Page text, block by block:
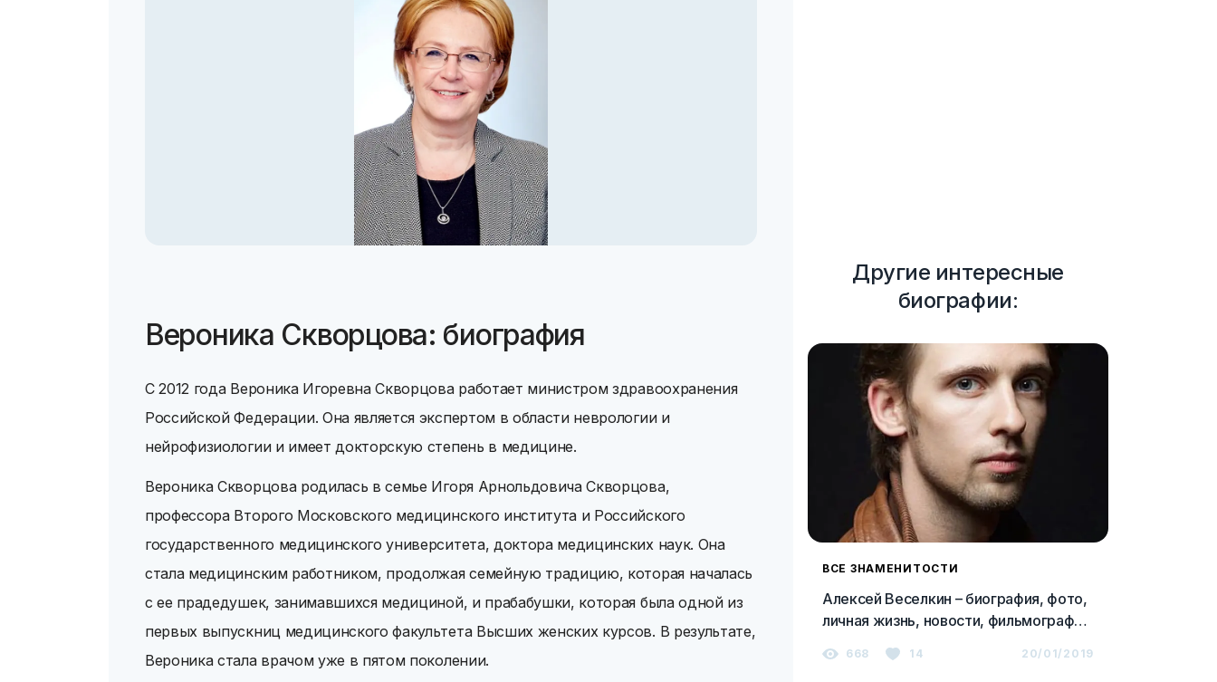
Вероника Скворцова: биография
С 2012 года Вероника Игоревна Скворцова работает министром здравоохранения
Российской Федерации. Она является экспертом в области неврологии и
нейрофизиологии и имеет докторскую степень в медицине.
Вероника Скворцова родилась в семье Игоря Арнольдовича Скворцова,
профессора Второго Московского медицинского института и Российского
государственного медицинского университета, доктора медицинских наук. Она
стала медицинским работником, продолжая семейную традицию, которая началась
с ее прадедушек, занимавшихся медициной, и прабабушки, которая была одной из
первых выпускниц медицинского факультета Высших женских курсов. В результате,
Вероника стала врачом уже в пятом поколении.
Другие интересные
биографии:
ВСЕ ЗНАМЕНИТОСТИ
Алексей Веселкин – биография, фото,
личная жизнь, новости, фильмография
668 14 20/01/2019